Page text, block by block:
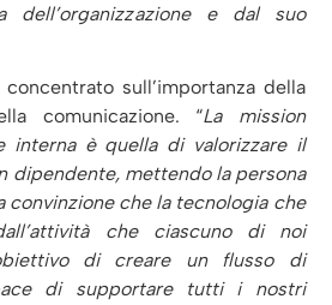
dell’organizzazione e dal suo
concentrato sull’importanza della
comunicazione. “La mission
interna è quella di valorizzare il
dipendente, mettendo la persona
convinzione che la tecnologia che
che ciascuno di noi
di creare un flusso di
di supportare tutti i nostri